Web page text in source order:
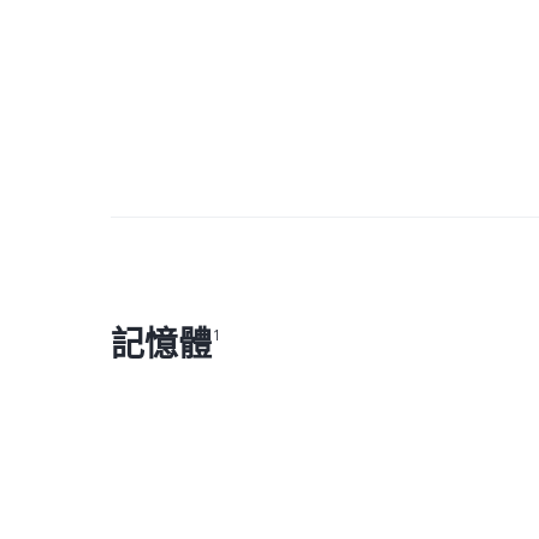
記憶體1